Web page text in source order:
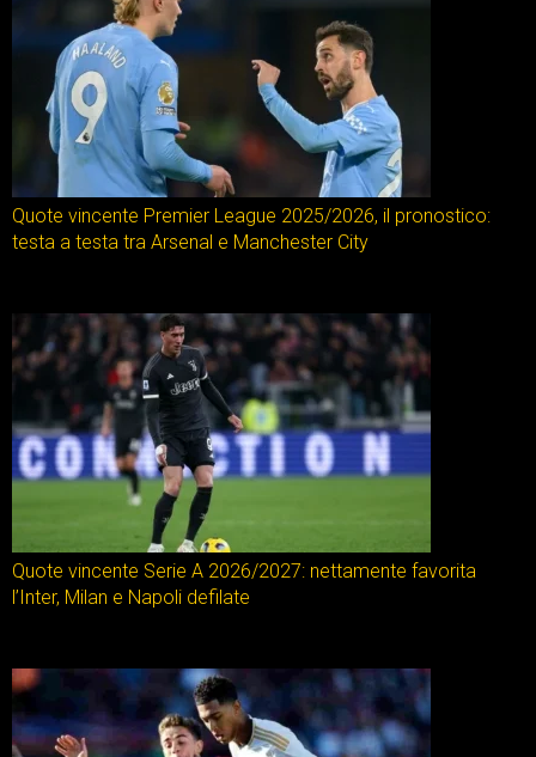
Quote vincente Premier League 2025/2026, il pronostico:
testa a testa tra Arsenal e Manchester City
Quote vincente Serie A 2026/2027: nettamente favorita
l’Inter, Milan e Napoli defilate